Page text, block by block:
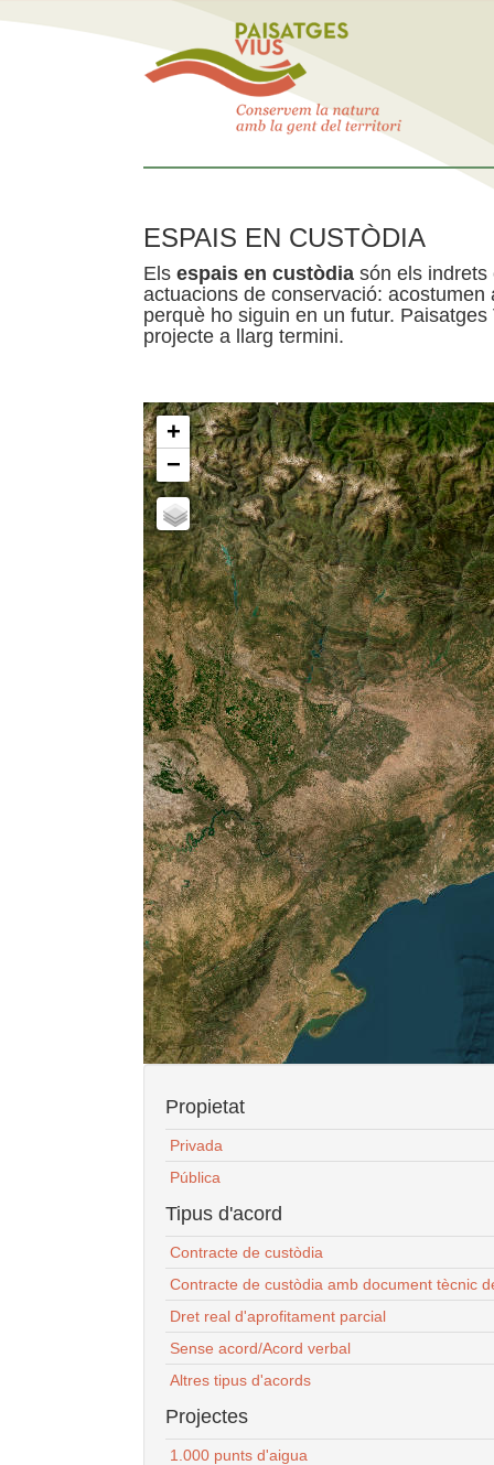
ESPAIS EN CUSTÒDIA
Els espais en custòdia són els indrets
actuacions de conservació:
perquè ho siguin en un futur.
projecte a llarg termini.
+
−
Propietat
Privada
Pública
Tipus d'acord
Contracte de custòdia
Contracte de custòdia amb document tècnic
Dret real d'aprofitament parcial
Sense acord/Acord verbal
Altres tipus d'acords
Projectes
1.000 punts d'aigua